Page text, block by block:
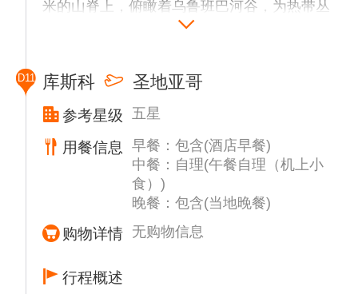
米的山脊上，俯瞰着乌鲁班巴河谷，为热带丛
林所包围，也是世界新七大奇迹之一。
何使巨大的石头成为可以建屋的小石块，据说
在古迹中那块高3米宽6米的大石能给人们补充
能量。
温馨提示：这天行程时间需根据够买的火车票
再确认。实际行程以出团通知为准。
D11 库斯科 圣地亚哥
参考星级 五星
用餐信息
早餐：包含(酒店早餐)
中餐：自理(午餐自理（机上小
食）)
晚餐：包含(当地晚餐)
购物详情 无购物信息
行程概述